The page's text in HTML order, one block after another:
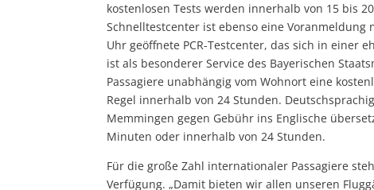
kostenlosen Tests werden innerhalb von 15 bis
Schnelltestcenter ist ebenso eine
Uhr geöffnete PCR-Testcenter, das sich in einer
ist als besonderer Service des Bayerischen
Passagiere unabhängig vom Wohnort eine
Regel innerhalb von 24 Stunden.
Memmingen gegen Gebühr ins Englische
Minuten oder innerhalb von 24 Stunden.
Für die große Zahl internationaler Passagiere
Verfügung. „Damit bieten wir allen unseren